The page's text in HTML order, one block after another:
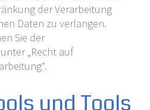
der Verarbeitung
Daten zu verlangen.
Sie der
„Recht auf
und Tools